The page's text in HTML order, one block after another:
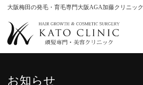
大阪梅田の発毛・育毛専門大阪AGA加藤クリニック
お知らせ